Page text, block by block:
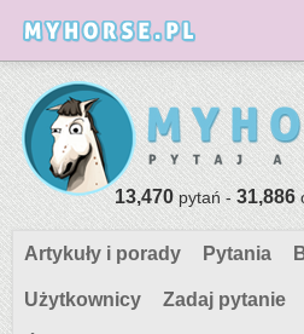
13,470pytań -31,886
Artykuły i porady Pytania
Użytkownicy Zadaj pytanie